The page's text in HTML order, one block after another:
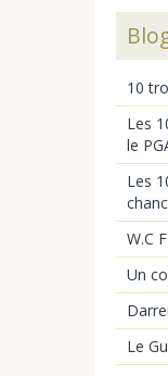
10
Les
le
Les
W.C
Un
Le